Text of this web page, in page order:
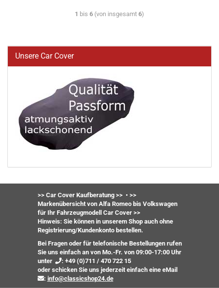
1 bis 6 (von insgesamt 6)
Unsere Car Cover
>> Car Cover Kaufberatung >> • >>
Markenübersicht von Alfa Romeo bis Volkswagen
für Ihr Fahrzeugmodell Car Cover >>
Hinweis: Sie können in unserem Shop auch ohne
Registrierung/Kundenkonto bestellen.
Bei Fragen oder für telefonische Bestellungen rufen
Sie uns einfach an von Mo.-Fr. von 09:00-17:00 Uhr
unter
: +49 (0)711 / 470 722 15
oderschicken Sie uns jederzeit einfach eine eMail
: info@classicshop24.de